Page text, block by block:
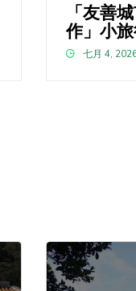
「友善
作」小
七月 4,